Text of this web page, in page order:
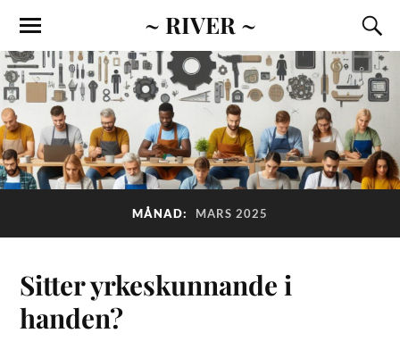
~ RIVER ~
MÅNAD: MARS 2025
Sitter yrkeskunnande i
handen?